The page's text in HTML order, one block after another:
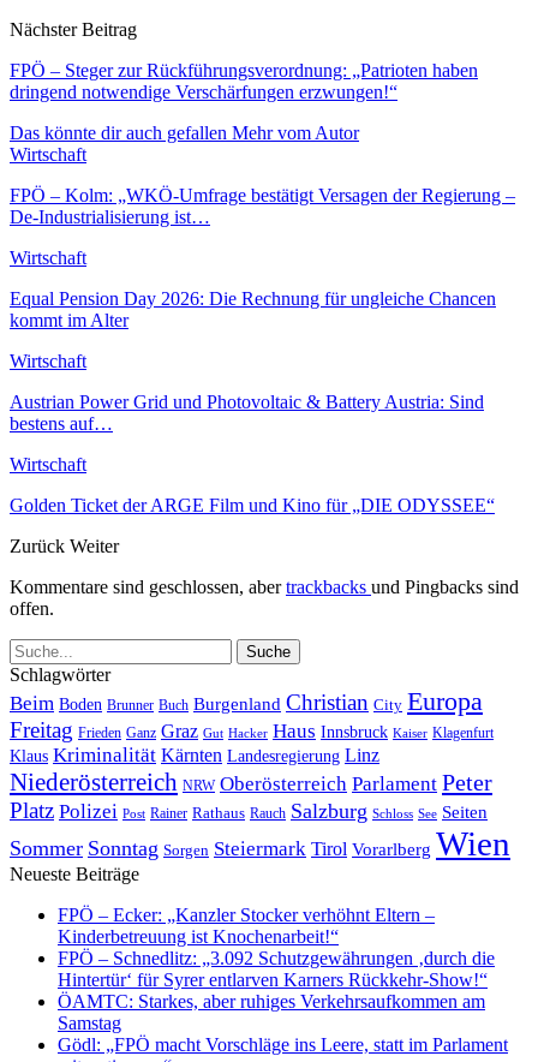
Nächster Beitrag
FPÖ – Steger zur Rückführungsverordnung: „Patrioten haben
dringend notwendige Verschärfungen erzwungen!“
Das könnte dir auch gefallen Mehr vom Autor
Wirtschaft
FPÖ – Kolm: „WKÖ-Umfrage bestätigt Versagen der Regierung –
De-Industrialisierung ist…
Wirtschaft
Equal Pension Day 2026: Die Rechnung für ungleiche Chancen
kommt im Alter
Wirtschaft
Austrian Power Grid und Photovoltaic & Battery Austria: Sind
bestens auf…
Wirtschaft
Golden Ticket der ARGE Film und Kino für „DIE ODYSSEE“
Zurück Weiter
Kommentare sind geschlossen, abertrackbacks und Pingbacks sind
offen.
Schlagwörter
Beim Boden Brunner Buch Burgenland Christian City Europa
Freitag Frieden Ganz Graz Gut Hacker Haus Innsbruck Kaiser Klagenfurt
Klaus Kriminalität Kärnten Landesregierung Linz
Niederösterreich NRW Oberösterreich Parlament Peter
Platz Polizei Post Rainer Rathaus Rauch Salzburg Schloss See Seiten
Sommer Sonntag Sorgen Steiermark Tirol Vorarlberg Wien
Neueste Beiträge
FPÖ – Ecker: „Kanzler Stocker verhöhnt Eltern –
Kinderbetreuung ist Knochenarbeit!“
FPÖ – Schnedlitz: „3.092 Schutzgewährungen ‚durch die
Hintertür‘ für Syrer entlarven Karners Rückkehr-Show!“
ÖAMTC: Starkes, aber ruhiges Verkehrsaufkommen am
Samstag
Gödl: „FPÖ macht Vorschläge ins Leere, statt im Parlament